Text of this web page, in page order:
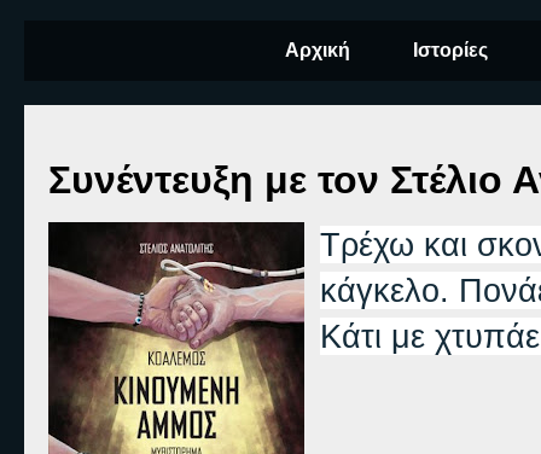
Αρχική Ιστορίες
Συνέντευξη με τον Στέλιο
Τρέχω και
κάγκελο.
Κάτι με